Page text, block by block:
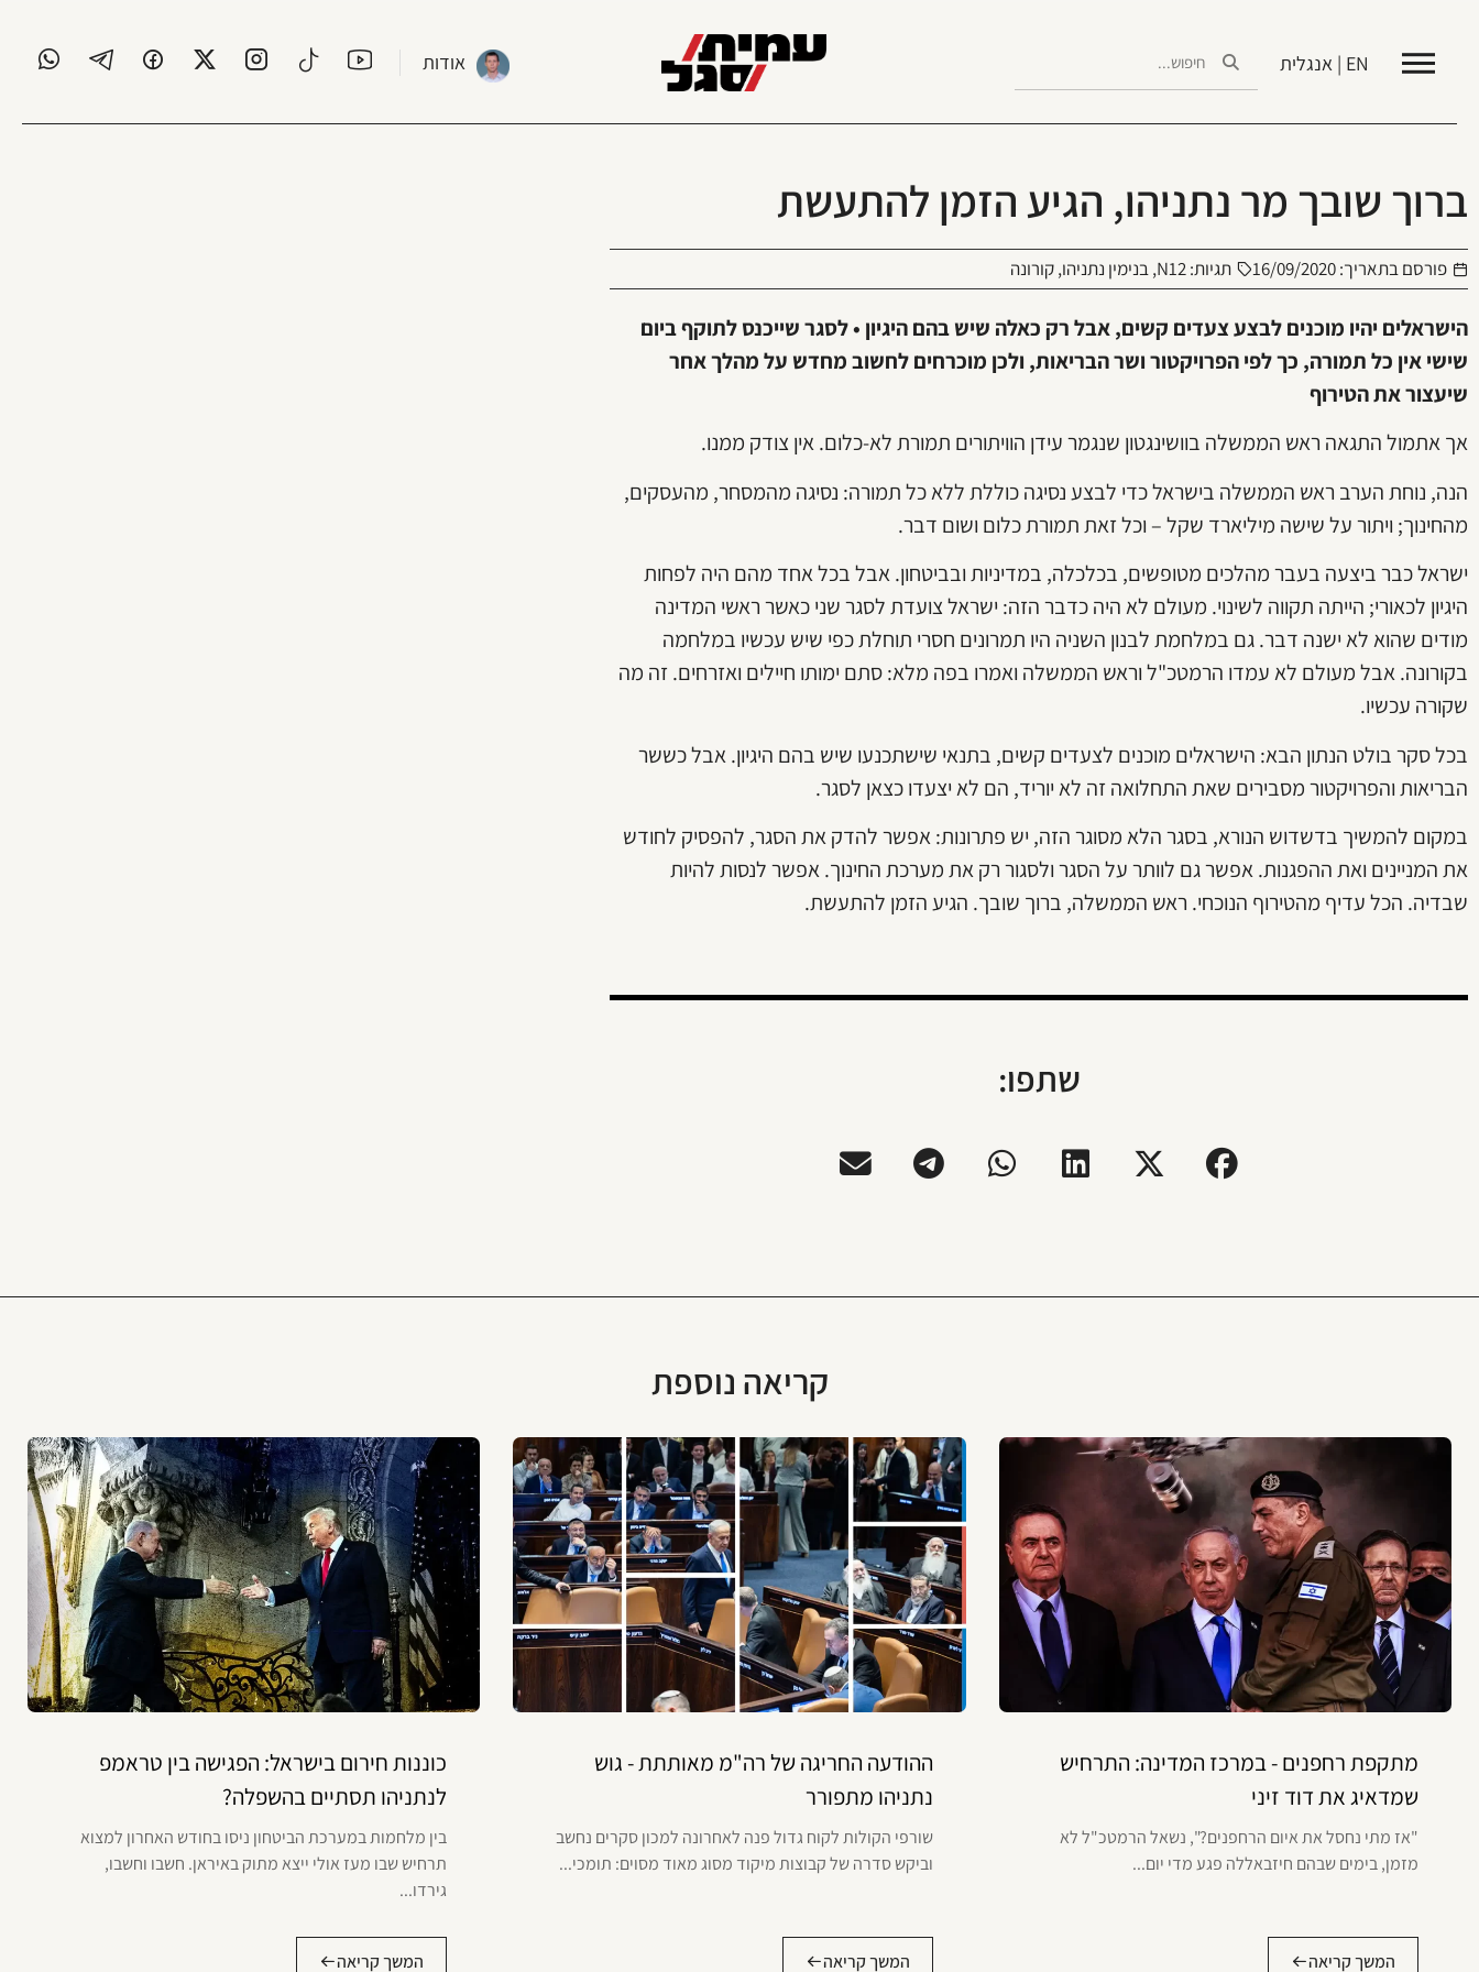
EN | אנגלית אודות
ברוך שובך מר נתניהו, הגיע הזמן להתעשת
פורסם בתאריך:16/09/2020 תגיות:N12
,בנימין נתניהו,קורונה
הישראלים יהיו מוכנים לבצע צעדים קשים, אבל רק כאלה שיש בהם היגיון • לסגר שייכנס לתוקף ביום
שישי אין כל תמורה, כך לפי הפרויקטור ושר הבריאות, ולכן מוכרחים לחשוב מחדש על מהלך אחר
שיעצור את הטירוף
אך אתמול התגאה ראש הממשלה בוושינגטון שנגמר עידן הוויתורים תמורת לא-כלום. אין צודק ממנו.
הנה, נוחת הערב ראש הממשלה בישראל כדי לבצע נסיגה כוללת ללא כל תמורה: נסיגה מהמסחר, מהעסקים,
מהחינוך; ויתור על שישה מיליארד שקל – וכל זאת תמורת כלום ושום דבר.
ישראל כבר ביצעה בעבר מהלכים מטופשים, בכלכלה, במדיניות ובביטחון. אבל בכל אחד מהם היה לפחות
היגיון לכאורי; הייתה תקווה לשינוי. מעולם לא היה כדבר הזה: ישראל צועדת לסגר שני כאשר ראשי המדינה
מודים שהוא לא ישנה דבר. גם במלחמת לבנון השניה היו תמרונים חסרי תוחלת כפי שיש עכשיו במלחמה
בקורונה. אבל מעולם לא עמדו הרמטכ"ל וראש הממשלה ואמרו בפה מלא: סתם ימותו חיילים ואזרחים. זה מה
שקורה עכשיו.
בכל סקר בולט הנתון הבא: הישראלים מוכנים לצעדים קשים, בתנאי שישתכנעו שיש בהם היגיון. אבל כששר
הבריאות והפרויקטור מסבירים שאת התחלואה זה לא יוריד, הם לא יצעדו כצאן לסגר.
במקום להמשיך בדשדוש הנורא, בסגר הלא מסוגר הזה, יש פתרונות: אפשר להדק את הסגר, להפסיק לחודש
את המניינים ואת ההפגנות. אפשר גם לוותר על הסגר ולסגור רק את מערכת החינוך. אפשר לנסות להיות
שבדיה. הכל עדיף מהטירוף הנוכחי. ראש הממשלה, ברוך שובך. הגיע הזמן להתעשת.
שתפו:
קריאה נוספת
מתקפת רחפנים - במרכז המדינה: התרחיש
שמדאיג את דוד זיני
"אז מתי נחסל את איום הרחפנים?", נשאל הרמטכ"ל לא
מזמן, בימים שבהם חיזבאללה פגע מדי יום...
המשך קריאה
ההודעה החריגה של רה"מ מאותתת - גוש
נתניהו מתפורר
שורפי הקולות לקוח גדול פנה לאחרונה למכון סקרים נחשב
וביקש סדרה של קבוצות מיקוד מסוג מאוד מסוים: תומכי...
המשך קריאה
כוננות חירום בישראל: הפגישה בין טראמפ
לנתניהו תסתיים בהשפלה?
בין מלחמות במערכת הביטחון ניסו בחודש האחרון למצוא
תרחיש שבו מעז אולי ייצא מתוק באיראן. חשבו וחשבו,
גירדו...
המשך קריאה